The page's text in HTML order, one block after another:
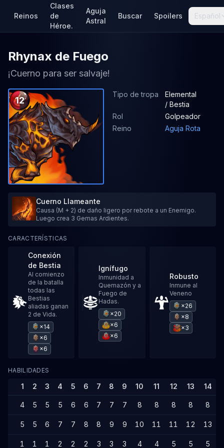
Reinos
Clases
de
Héroe.
Aguja
Astral
Buscar Spoilers Español
Rhynax de Fuego
¡Cuerno para ser salvaje!
12
Tipo de tropa
Elemental
/ Bestia
Rol
Golpeador
Reino
Aguja Rota
Cuerno Llameante
Causa (M + 2) de daño ligero por rebote a un Enemigo.
Luego crea 3 Gemas Ardientes.
CARACTERÍSTICAS
Conexión
de Bestia
Al comienzo
de la batalla
todas las
Bestias
aliadas ganan
2 de Vida.
×14
×6
×6
Ignífugo
Inmunidad a
Quemazón y a
Fuego de
Hadas.
×20
×6
×6
Robusto
Inmune al
Veneno
×26
×8
×3
HABILIDADES
1 2 3 4 5 6 7 8 9 10 11 12 13 14
4 5 5 5 6 6 7 7 7 8 8 8 8 8
5 5 6 7 7 8 8 9 9 10 11 11 12 13
1 1 1 2 2 2 3 3 3 4 4 5 5 5